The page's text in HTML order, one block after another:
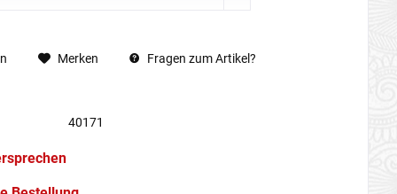
Merken Fragen zum Artikel?
40171